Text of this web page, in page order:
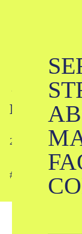
ドーバー
どんなシ
Market
2024-07-29
#